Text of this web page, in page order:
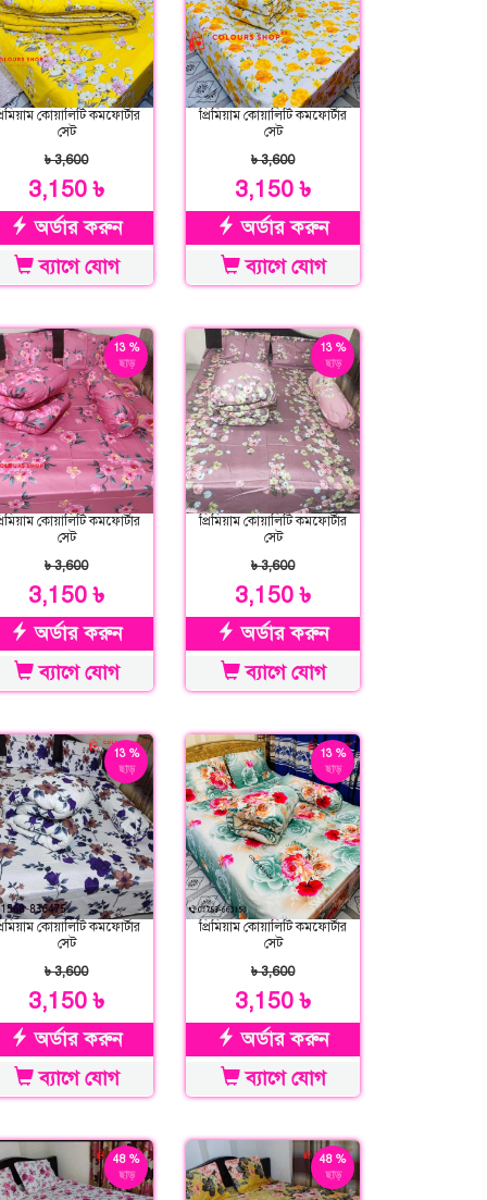
কোয়ালিটি কমফোর্টার
সেট
৳ 3,600
3,150 ৳
অর্ডার করুন
ব্যাগে যোগ
প্রিমিয়াম কোয়ালিটি কমফোর্টার
সেট
৳ 3,600
3,150 ৳
অর্ডার করুন
ব্যাগে যোগ
13 %
ছাড়
কোয়ালিটি কমফোর্টার
সেট
৳ 3,600
3,150 ৳
অর্ডার করুন
ব্যাগে যোগ
13 %
ছাড়
প্রিমিয়াম কোয়ালিটি কমফোর্টার
সেট
৳ 3,600
3,150 ৳
অর্ডার করুন
ব্যাগে যোগ
13 %
ছাড়
কোয়ালিটি কমফোর্টার
সেট
৳ 3,600
3,150 ৳
অর্ডার করুন
ব্যাগে যোগ
13 %
ছাড়
প্রিমিয়াম কোয়ালিটি কমফোর্টার
সেট
৳ 3,600
3,150 ৳
অর্ডার করুন
ব্যাগে যোগ
48 %
ছাড়
48 %
ছাড়